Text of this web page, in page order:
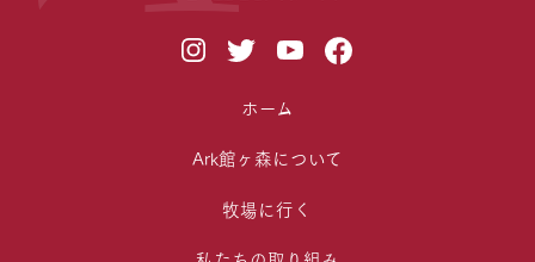
ホーム
Ark館ヶ森について
牧場に行く